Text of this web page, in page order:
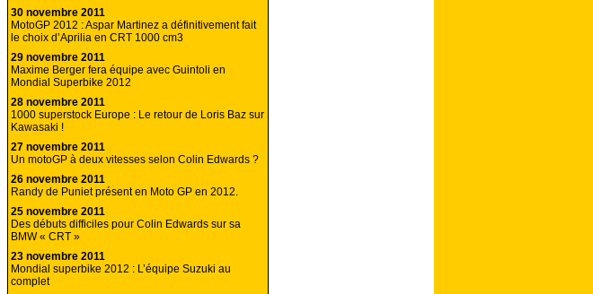
30 novembre 2011
MotoGP 2012 : Aspar Martinez a définitivement fait
le choix d’Aprilia en CRT 1000 cm3
29 novembre 2011
Maxime Berger fera équipe avec Guintoli en
Mondial Superbike 2012
28 novembre 2011
1000 superstock Europe : Le retour de Loris Baz sur
Kawasaki !
27 novembre 2011
Un motoGP à deux vitesses selon Colin Edwards ?
26 novembre 2011
Randy de Puniet présent en Moto GP en 2012.
25 novembre 2011
Des débuts difficiles pour Colin Edwards sur sa
BMW « CRT »
23 novembre 2011
Mondial superbike 2012 : L’équipe Suzuki au
complet